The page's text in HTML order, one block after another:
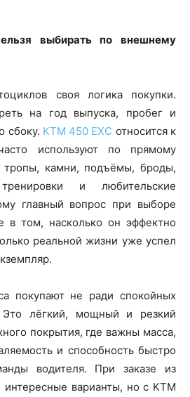
выбирать по внешнему
своя логика покупки.
на год выпуска, пробег и
сбоку. KTM 450 EXC относится к
используют по прямому
тропы, камни, подъёмы, броды,
и любительские
главный вопрос при выборе
в том, насколько он эффектно
реальной жизни уже успел
покупают не ради спокойных
Это лёгкий, мощный и резкий
покрытия, где важны масса,
и способность быстро
водителя. При заказе из
варианты, но с KTM